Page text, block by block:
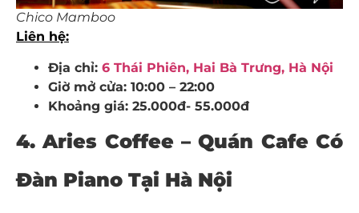
Chico Mamboo
Liên hệ:
Địa chỉ: 6 Thái Phiên, Hai Bà Trưng, Hà Nội
Giờ mở cửa: 10:00 – 22:00
Khoảng giá: 25.000đ- 55.000đ
4. Aries Coffee – Quán Cafe Có
Đàn Piano Tại Hà Nội